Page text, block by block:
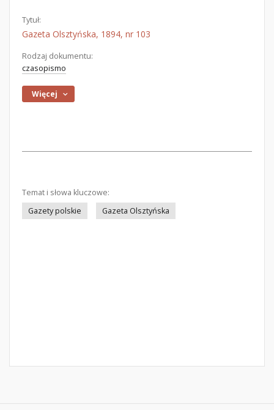
Tytuł:
Gazeta Olsztyńska, 1894, nr 103
Rodzaj dokumentu:
czasopismo
Więcej
Temat i słowa kluczowe:
Gazety polskie
Gazeta Olsztyńska